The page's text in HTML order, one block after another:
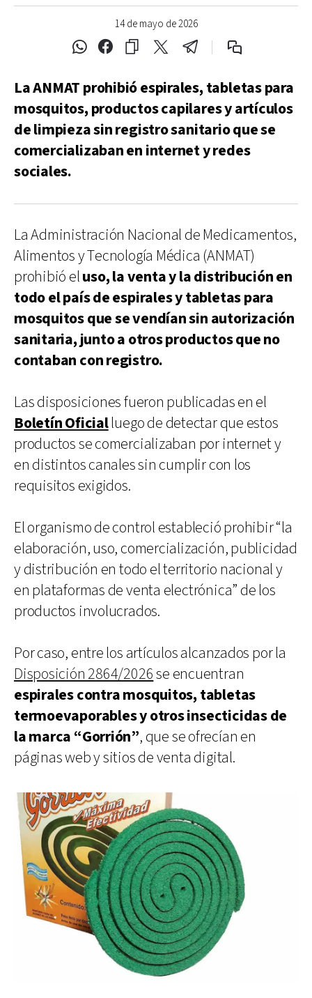
14 de mayo de 2026
La ANMAT prohibió espirales, tabletas para
mosquitos, productos capilares y artículos
de limpieza sin registro sanitario que se
comercializaban en internet y redes
sociales.
La Administración Nacional de Medicamentos,
Alimentos y Tecnología Médica (ANMAT)
prohibió eluso, la venta y la distribución en
todo el país de espirales y tabletas para
mosquitos que se vendían sin autorización
sanitaria, junto a otros productos que no
contaban con registro.
Las disposiciones fueron publicadas en el
Boletín Oficialluego de detectar que estos
productos se comercializaban por internet y
en distintos canales sin cumplir con los
requisitos exigidos.
El organismo de control estableció prohibir “la
elaboración, uso, comercialización, publicidad
y distribución en todo el territorio nacional y
en plataformas de venta electrónica” de los
productos involucrados.
Por caso, entre los artículos alcanzados por la
Disposición 2864/2026se encuentran
espirales contra mosquitos, tabletas
termoevaporables y otros insecticidas de
la marca “Gorrión”, que se ofrecían en
páginas web y sitios de venta digital.